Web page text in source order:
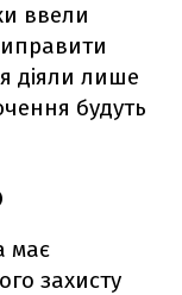
ввели
діяли лише
будуть
має
захисту